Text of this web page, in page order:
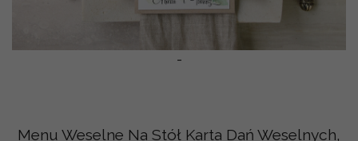
-
Menu Weselne Na Stół Karta Dań Weselnych,